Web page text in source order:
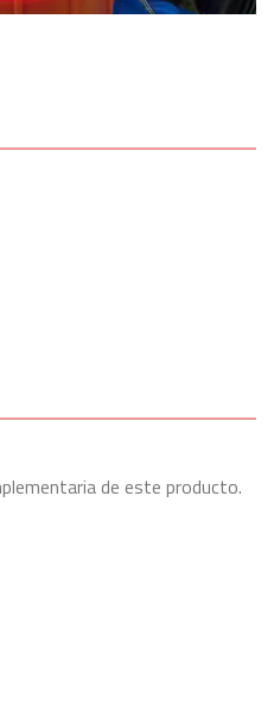
de este producto.